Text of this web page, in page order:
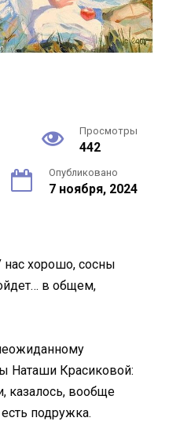
Просмотры
442
Опубликовано
7 ноября, 2024
нас хорошо, сосны
в общем,
Наташи Красиковой:
казалось, вообще
подружка.